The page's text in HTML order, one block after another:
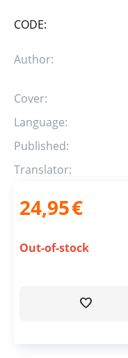
CODE:
Author:
Cover:
Language:
Published:
Translator:
24,95€
Out-of-stock